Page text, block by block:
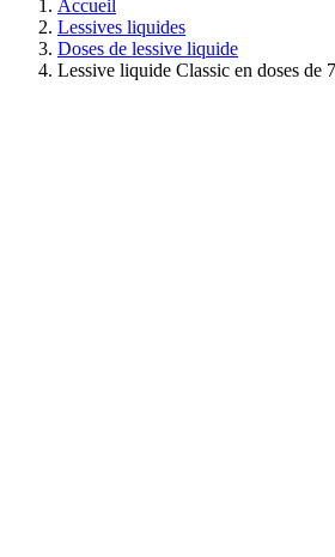
Accueil
Lessives liquides
Doses de lessive liquide
Lessive liquide Classic en doses de